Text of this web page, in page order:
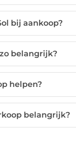
bij aankoop?
belangrijk?
helpen?
belangrijk?